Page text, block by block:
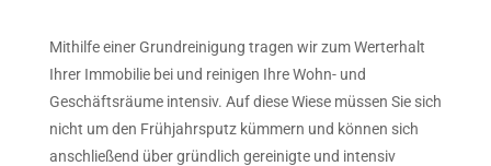
Mithilfe einer Grundreinigung tragen wir zum Werterhalt
Ihrer Immobilie bei und reinigen Ihre Wohn- und
Geschäftsräume intensiv. Auf diese Wiese müssen Sie sich
nicht um den Frühjahrsputz kümmern und können sich
anschließend über gründlich gereinigte und intensiv